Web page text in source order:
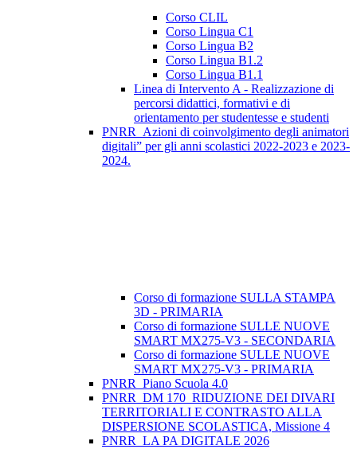
Corso CLIL
Corso Lingua C1
Corso Lingua B2
Corso Lingua B1.2
Corso Lingua B1.1
Linea di Intervento A - Realizzazione di
percorsi didattici, formativi e di
orientamento per studentesse e studenti
PNRR_Azioni di coinvolgimento degli animatori
digitali” per gli anni scolastici 2022-2023 e 2023-
2024.
Corso di formazione SULLA STAMPA
3D - PRIMARIA
Corso di formazione SULLE NUOVE
SMART MX275-V3 - SECONDARIA
Corso di formazione SULLE NUOVE
SMART MX275-V3 - PRIMARIA
PNRR_Piano Scuola 4.0
PNRR_DM 170_RIDUZIONE DEI DIVARI
TERRITORIALI E CONTRASTO ALLA
DISPERSIONE SCOLASTICA, Missione 4
PNRR_LA PA DIGITALE 2026